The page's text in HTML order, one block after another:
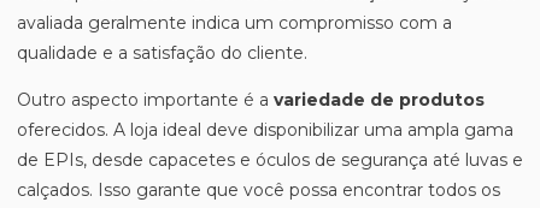
avaliada geralmente indica um compromisso com a
qualidade e a satisfação do cliente.
Outro aspecto importante é a variedade de produtos
oferecidos. A loja ideal deve disponibilizar uma ampla gama
de EPIs, desde capacetes e óculos de segurança até luvas e
calçados. Isso garante que você possa encontrar todos os